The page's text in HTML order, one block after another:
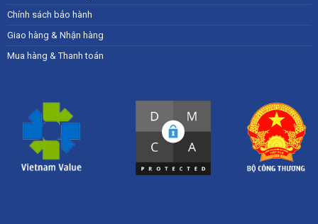
Chính sách bảo hành
Giao hàng & Nhận hàng
Mua hàng & Thanh toán